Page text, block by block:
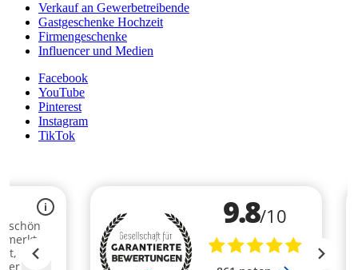
Verkauf an Gewerbetreibende
Gastgeschenke Hochzeit
Firmengeschenke
Influencer und Medien
Facebook
YouTube
Pinterest
Instagram
TikTok